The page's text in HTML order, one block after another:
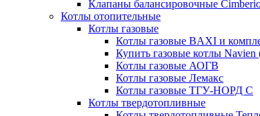
Клапаны балансировочные
Котлы отопительные
Котлы газовые
Котлы газовые BAXI и
Купить газовые котлы
Котлы газовые АОГВ
Котлы газовые Лемакс
Котлы газовые ТГУ-НОРД С
Котлы твердотопливные